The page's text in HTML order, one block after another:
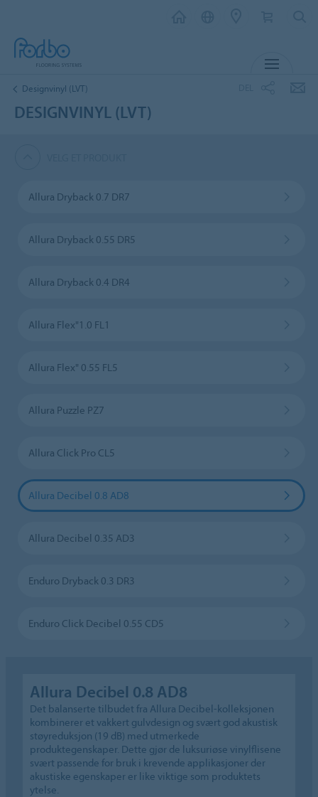
Designvinyl (LVT)
DESIGNVINYL (LVT)
Allura Dryback 0.7 DR7
Allura Dryback 0.55 DR5
Allura Dryback 0.4 DR4
Allura Flex"1.0 FL1
Allura Flex" 0.55 FL5
Allura Puzzle PZ7
Allura Click Pro CL5
Allura Decibel 0.8 AD8
Allura Decibel 0.35 AD3
Enduro Dryback 0.3 DR3
Enduro Click Decibel 0.55 CD5
Allura Decibel 0.8 AD8
Det balanserte tilbudet fra Allura Decibel-kolleksjonen
kombinerer et vakkert gulvdesign og svært god akustisk
støyreduksjon (19 dB) med utmerkede
produktegenskaper. Dette gjør de luksuriøse vinylflisene
svært passende for bruk i krevende applikasjoner der
akustiske egenskaper er like viktige som produktets
ytelse.